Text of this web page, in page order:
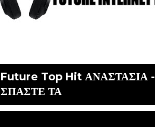
Future Top Hit ΑΝΑΣΤΑΣΙΑ -
ΣΠΑΣΤΕ ΤΑ